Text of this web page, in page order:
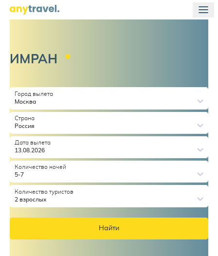
ИМРАН
Город вылета
Москва
Страна
Россия
Дата вылета
13.08.2026
Количество ночей
5-7
Количество туристов
2 взрослых
Найти